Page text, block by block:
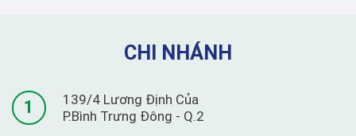
CHI NHÁNH
1
139/4 Lương Định Của
P.Bình Trưng Đông - Q.2